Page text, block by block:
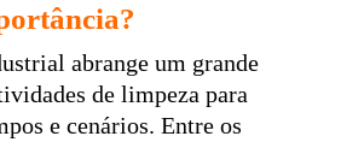
abrange um grande
de limpeza para
e cenários. Entre os